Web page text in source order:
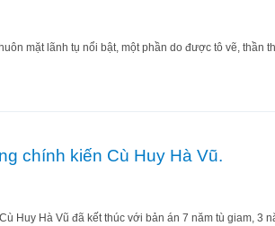
mặt lãnh tụ nổi bật, một phần do được tô vẽ, thần
chính kiến Cù Huy Hà Vũ.
Huy Hà Vũ đã kết thúc với bản án 7 năm tù giam, 3